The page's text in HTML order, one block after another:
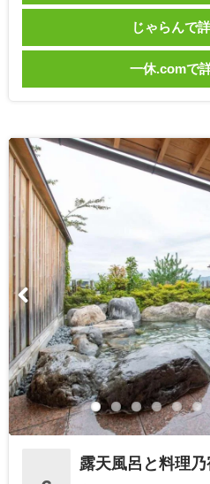
じゃらんで
一休.comで
露天風呂と料理